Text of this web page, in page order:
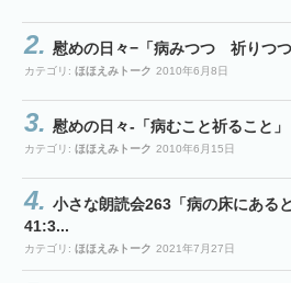
慰めの日々−「病みつつ 祈りつ
カテゴリ: ほほえみトーク 2010年6月8日
慰めの日々-「病むこと祈ること」
カテゴリ: ほほえみトーク 2010年6月15日
小さな朗読会263「病の床にある
41:3...
カテゴリ: ほほえみトーク 2021年7月27日